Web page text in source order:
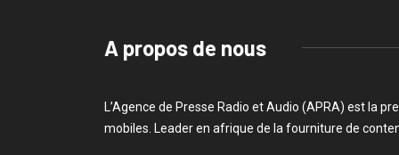
A propos de nous
L’Agence de Presse Radio et Audio (APRA) est la
mobiles. Leader en afrique de la fourniture de